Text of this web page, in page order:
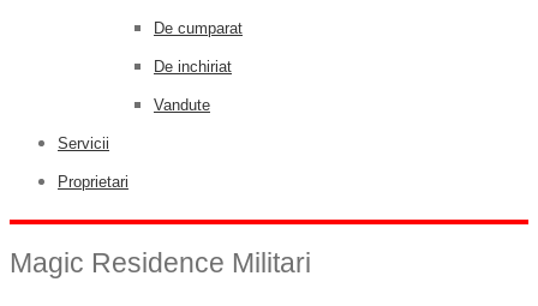
De cumparat
De inchiriat
Vandute
Servicii
Proprietari
Magic Residence Militari